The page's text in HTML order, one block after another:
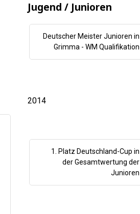
Jugend / Junioren
Deutscher Meister Junioren in
Grimma - WM Qualifikation
2014
1. Platz Deutschland-Cup in
der Gesamtwertung der
Junioren